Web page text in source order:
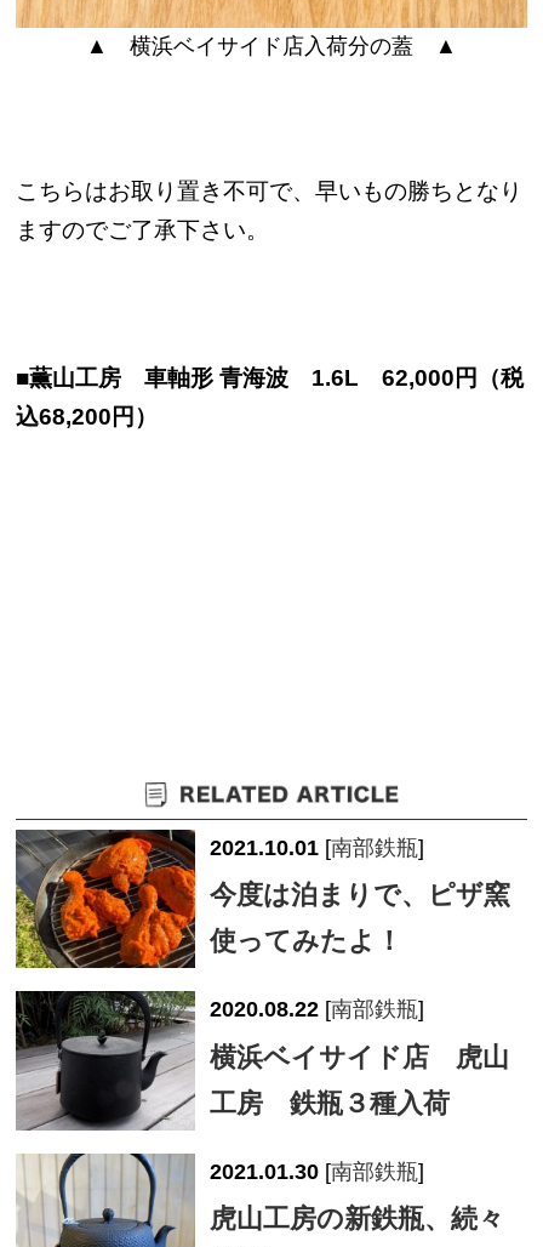
▲ 横浜ベイサイド店入荷分の蓋 ▲
こちらはお取り置き不可で、早いもの勝ちとなり
ますのでご了承下さい。
■薫山工房 車軸形 青海波 1.6L 62,000円（税
込68,200円）
2021.10.01 [南部鉄瓶]
今度は泊まりで、ピザ窯
使ってみたよ！
2020.08.22 [南部鉄瓶]
横浜ベイサイド店 虎山
工房 鉄瓶３種入荷
2021.01.30 [南部鉄瓶]
虎山工房の新鉄瓶、続々